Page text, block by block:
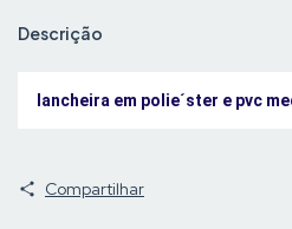
Descrição
lancheira em polie´ster e pvc
Compartilhar